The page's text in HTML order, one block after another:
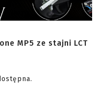
MP5 ze stajni LCT